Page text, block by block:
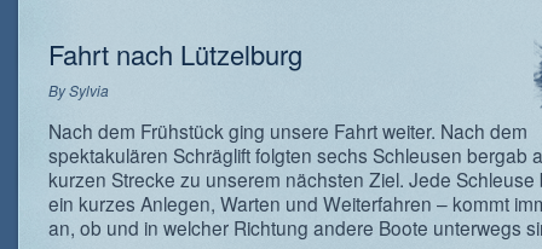
Fahrt nach Lützelburg
BySylvia
Nach dem Frühstück ging unsere Fahrt weiter. Nach dem
spektakulären Schräglift folgten sechs Schleusen bergab
kurzen Strecke zu unserem nächsten Ziel. Jede Schleuse
ein kurzes Anlegen, Warten und Weiterfahren – kommt
an, ob und in welcher Richtung andere Boote unterwegs